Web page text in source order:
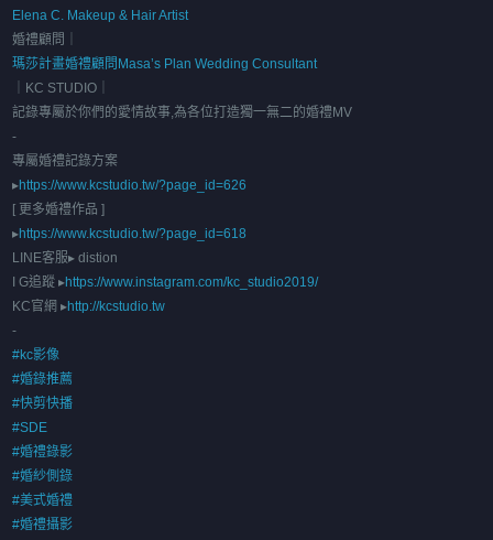
Elena C. Makeup & Hair Artist
婚禮顧問｜
瑪莎計畫婚禮顧問Masa’s Plan Wedding Consultant
｜KC STUDIO｜
記錄專屬於你們的愛情故事,為各位打造獨一無二的婚禮MV
-
專屬婚禮記錄方案
▸https://www.kcstudio.tw/?page_id=626
[ 更多婚禮作品 ]
▸https://www.kcstudio.tw/?page_id=618
LINE客服▸ distion
I G追蹤 ▸https://www.instagram.com/kc_studio2019/
KC官網 ▸http://kcstudio.tw
-
#kc影像
#婚錄推薦
#快剪快播
#SDE
#婚禮錄影
#婚紗側錄
#美式婚禮
#婚禮攝影